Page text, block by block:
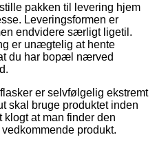
pakken til levering hjem
Leveringsformen er
endvidere særligt ligetil.
er unægtelig at hente
du har bopæl nærved
er selvfølgelig ekstremt
skal bruge produktet inden
klogt at man finder den
produkt.